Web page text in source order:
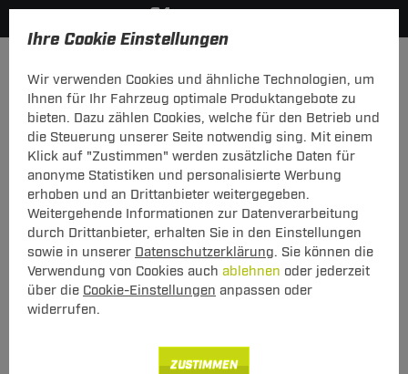
Ihre Cookie Einstellungen
Wir verwenden Cookies und ähnliche Technologien, um
Ihnen für Ihr Fahrzeug optimale Produktangebote zu
bieten. Dazu zählen Cookies, welche für den Betrieb und
die Steuerung unserer Seite notwendig sing. Mit einem
Klick auf "Zustimmen" werden zusätzliche Daten für
anonyme Statistiken und personalisierte Werbung
erhoben und an Drittanbieter weitergegeben.
Weitergehende Informationen zur Datenverarbeitung
durch Drittanbieter, erhalten Sie in den Einstellungen
sowie in unserer Datenschutzerklärung. Sie können die
Verwendung von Cookies auch ablehnen oder jederzeit
über die Cookie-Einstellungen anpassen oder
widerrufen.
ZUSTIMMEN
Hier geht's zur Fahrzeugübersicht: Dacia Sandero
G3 Dachträger Clop Dacia Sandero
06.2008 - 12.2012
mit offener Dachreling